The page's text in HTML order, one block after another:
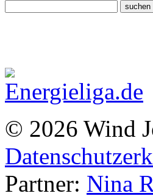
© 2026 Wind
Partner: Nina